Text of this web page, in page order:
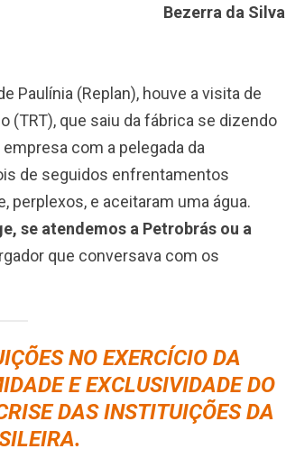
Bezerra da Silva
Paulínia (Replan), houve a visita de
(TRT), que saiu da fábrica se dizendo
com a pelegada da
de seguidos enfrentamentos
perplexos, e aceitaram uma água.
se atendemos a Petrobrás ou a
que conversava com os
NO EXERCÍCIO DA
E EXCLUSIVIDADE DO
DAS INSTITUIÇÕES DA